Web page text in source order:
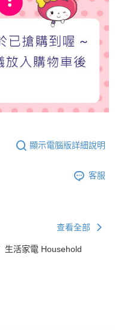
顯示電腦版詳細說明
客服
查看全部
生活家電 Household